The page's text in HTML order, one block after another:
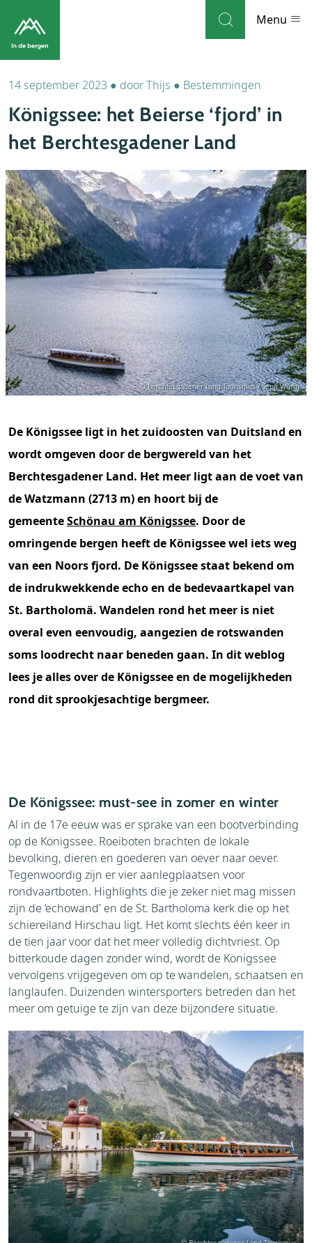
Menu
Bestemmingen
Weblog
Accommodaties
Thema's
Bezienswaardigheden
Tips
14 september 2023 ● doorThijs ● Bestemmingen
Königssee: het Beierse ‘fjord’ in
het Berchtesgadener Land
© Berchtesgadener Land Tourismus / Sepp Wurm
De Königssee ligt in het zuidoosten van Duitsland en
wordt omgeven door de bergwereld van het
Berchtesgadener Land. Het meer ligt aan de voet van
de Watzmann (2713 m) en hoort bij de
gemeenteSchönau am Königssee. Door de
omringende bergen heeft de Königssee wel iets weg
van een Noors fjord. De Königssee staat bekend om
de indrukwekkende echo en de bedevaartkapel van
St. Bartholomä. Wandelen rond het meer is niet
overal even eenvoudig, aangezien de rotswanden
soms loodrecht naar beneden gaan. In dit weblog
lees je alles over de Königssee en de mogelijkheden
rond dit sprookjesachtige bergmeer.
De Königssee: must-see in zomer en winter
Al in de 17e eeuw was er sprake van een bootverbinding
op de Königssee. Roeiboten brachten de lokale
bevolking, dieren en goederen van oever naar oever.
Tegenwoordig zijn er vier aanlegplaatsen voor
rondvaartboten. Highlights die je zeker niet mag missen
zijn de ‘echowand' en de St. Bartholomä kerk die op het
schiereiland Hirschau ligt. Het komt slechts één keer in
de tien jaar voor dat het meer volledig dichtvriest. Op
bitterkoude dagen zonder wind, wordt de Königssee
vervolgens vrijgegeven om op te wandelen, schaatsen en
langlaufen. Duizenden wintersporters betreden dan het
meer om getuige te zijn van deze bijzondere situatie.